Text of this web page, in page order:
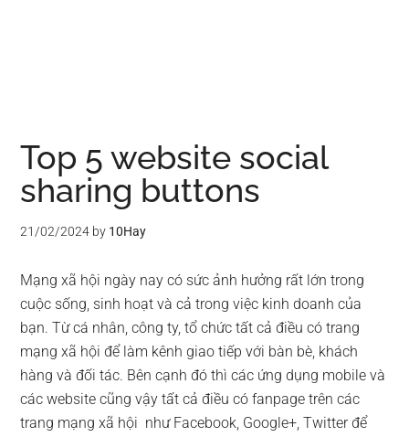
Top 5 website social
sharing buttons
21/02/2024 by 10Hay
Mạng xã hội ngày nay có sức ảnh hưởng rất lớn trong
cuộc sống, sinh hoạt và cả trong việc kinh doanh của
bạn. Từ cá nhân, công ty, tổ chức tất cả điều có trang
mạng xã hội để làm kênh giao tiếp với bàn bè, khách
hàng và đối tác. Bên cạnh đó thì các ứng dụng mobile và
các website cũng vậy tất cả điều có fanpage trên các
trang mạng xã hội như Facebook, Google+, Twitter để